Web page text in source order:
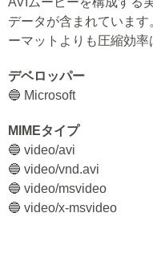
データが含まれていま
ーマットよりも圧縮効率
デベロッパー
🔵 Microsoft
MIMEタイプ
🔵 video/avi
🔵 video/vnd.avi
🔵 video/msvideo
🔵 video/x-msvideo